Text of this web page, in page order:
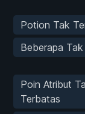
Potion Tak
Beberapa
Poin Atribut
Terbatas